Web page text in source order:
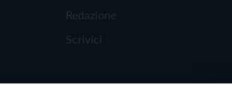
Redazione
Scrivici